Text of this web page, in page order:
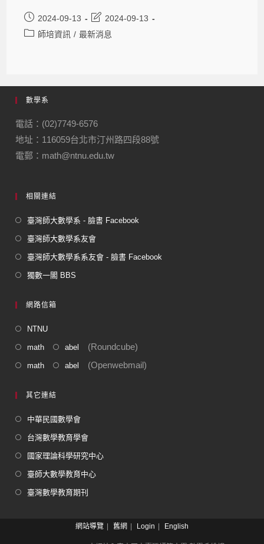
2024-09-13
2024-09-13
師培資訊 / 最新消息
數學系
電話：(02)7749-6576
地址：116059台北市汀州路四段88號
電郵：math@ntnu.edu.tw
相關連結
臺灣師大數學系 - 臉書 Facebook
臺灣師大數學系友會
臺灣師大數學系系友會 - 臉書 Facebook
獨數一閣 BBS
網路信箱
NTNU
math abel (Roundcube)
math abel (Openwebmail)
其它連結
中華民國數學會
台灣數學教育學會
國家理論科學研究中心
臺師大數學教育中心
臺灣數學教育期刊
網站導覽 舊網 Login English